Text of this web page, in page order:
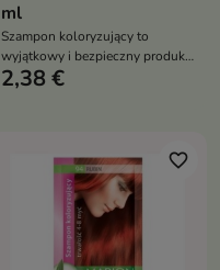
ml
Szampon koloryzujący to
wyjątkowy i bezpieczny produkt
do koloryzacji włosów
2,38 €
favorite_border